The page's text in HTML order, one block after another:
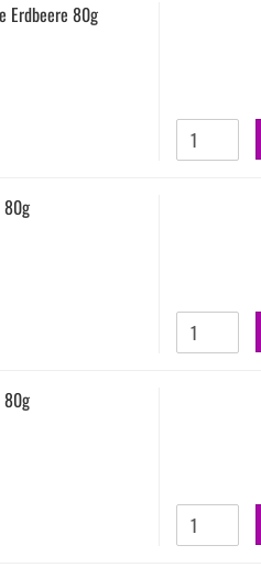
Erd­bee­re 80g
80g
80g